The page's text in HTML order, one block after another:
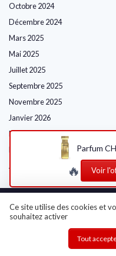
Parfum
🔥 Voir
Octobre 2024
Décembre 2024
Mars 2025
Mai 2025
Juillet 2025
Septembre 2025
Novembre 2025
Janvier 2026
Mars 2026
Mai 2026
Shopping
Ce site utilise des cookies et
souhaitez activer
Tout